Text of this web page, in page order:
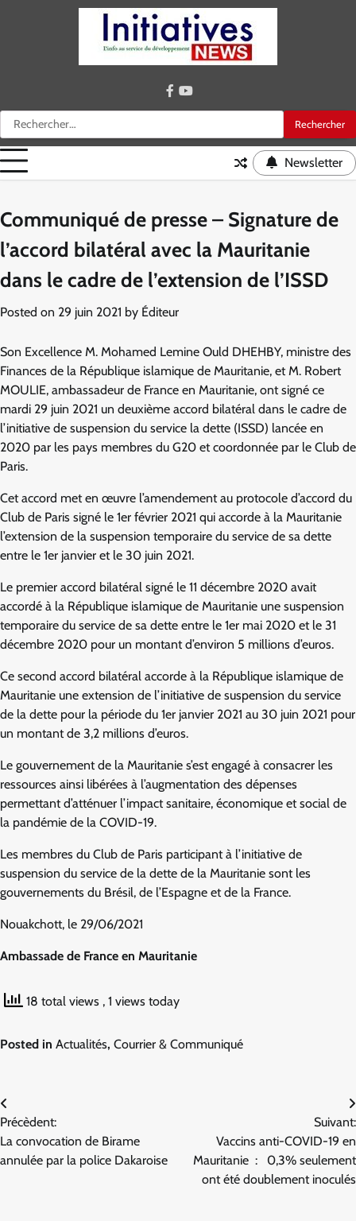
Rechercher :
facebook
youtube
Newsletter
Communiqué de presse – Signature de
l’accord bilatéral avec la Mauritanie
dans le cadre de l’extension de l’ISSD
Posted on 29 juin 2021 by Éditeur
Son Excellence M. Mohamed Lemine Ould DHEHBY, ministre des
Finances de la République islamique de Mauritanie, et M. Robert
MOULIE, ambassadeur de France en Mauritanie, ont signé ce
mardi 29 juin 2021 un deuxième accord bilatéral dans le cadre de
l’initiative de suspension du service la dette (ISSD) lancée en
2020 par les pays membres du G20 et coordonnée par le Club de
Paris.
Cet accord met en œuvre l’amendement au protocole d’accord du
Club de Paris signé le 1er février 2021 qui accorde à la Mauritanie
l’extension de la suspension temporaire du service de sa dette
entre le 1er janvier et le 30 juin 2021.
Le premier accord bilatéral signé le 11 décembre 2020 avait
accordé à la République islamique de Mauritanie une suspension
temporaire du service de sa dette entre le 1er mai 2020 et le 31
décembre 2020 pour un montant d’environ 5 millions d’euros.
Ce second accord bilatéral accorde à la République islamique de
Mauritanie une extension de l’initiative de suspension du service
de la dette pour la période du 1er janvier 2021 au 30 juin 2021 pour
un montant de 3,2 millions d’euros.
Le gouvernement de la Mauritanie s’est engagé à consacrer les
ressources ainsi libérées à l’augmentation des dépenses
permettant d’atténuer l’impact sanitaire, économique et social de
la pandémie de la COVID-19.
Les membres du Club de Paris participant à l’initiative de
suspension du service de la dette de la Mauritanie sont les
gouvernements du Brésil, de l’Espagne et de la France.
Nouakchott, le 29/06/2021
Ambassade de France en Mauritanie
18 total views , 1 views today
Posted in Actualités, Courrier & Communiqué
Navigation
de
l’article
Précèdent:
La convocation de Birame
annulée par la police Dakaroise
Suivant:
Vaccins anti-COVID-19 en
Mauritanie : 0,3% seulement
ont été doublement inoculés